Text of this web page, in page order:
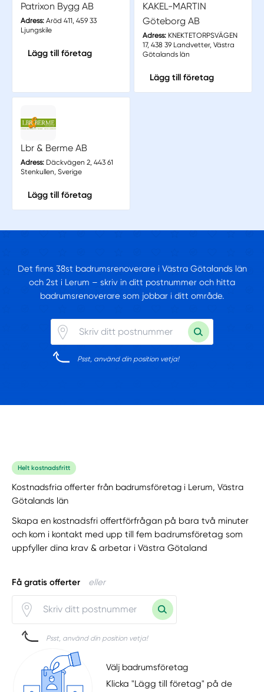
Patrixon Bygg AB
Adress:Aröd 411, 459 33
Ljungskile
Lägg till företag
KAKEL-MARTIN
Göteborg AB
Adress:KNEKTETORPSVÄGEN
17, 438 39 Landvetter, Västra
Götalands län
Lägg till företag
Lbr & Berme AB
Adress:Däckvägen 2, 443 61
Stenkullen, Sverige
Lägg till företag
Det finns 38st badrumsrenoverare i Västra Götalands län
och 2st i Lerum – skriv in ditt postnummer och hitta
badrumsrenoverare som jobbar i ditt område.
Psst, använd din position vetja!
Helt kostnadsfritt
Kostnadsfria offerter från badrumsföretag i Lerum, Västra
Götalands län
Skapa en kostnadsfri offertförfrågan på bara två minuter
och kom i kontakt med upp till fem badrumsföretag som
uppfyller dina krav & arbetar i Västra Götaland
Få gratis offerter eller
Psst, använd din position vetja!
Välj badrumsföretag
Klicka "Lägg till företag" på de